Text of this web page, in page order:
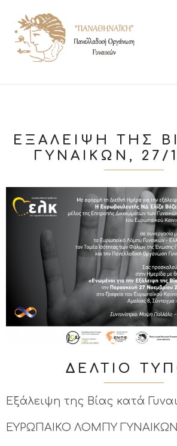
ΕΞΆΛΕΙΨΗ ΤΗΣ
ΓΥΝΑΙΚΏΝ, 27/
ΔΕΛΤΙΟ
Εξάλειψη της Βίας κατά
ΕΥΡΩΠΑΙΚΟ ΛΟΜΠΥ ΓΥΝΑΙΚΩΝ